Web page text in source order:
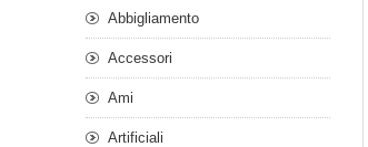
Abbigliamento
Accessori
Ami
Artificiali